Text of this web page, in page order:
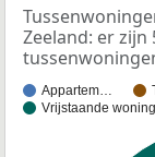
Zeeland: er
Appartem…
Vrijstaande